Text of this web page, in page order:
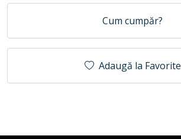
Cum cumpăr?
Adaugă la Favorite